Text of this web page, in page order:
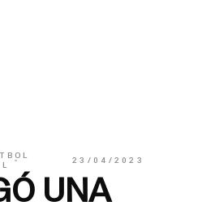
23/04/2023
UNA